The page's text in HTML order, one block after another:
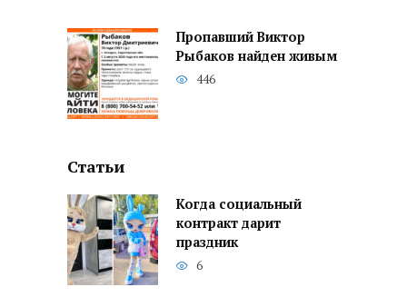
Пропавший Виктор
Рыбаков найден живым
446
Статьи
Когда социальный
контракт дарит
праздник
6